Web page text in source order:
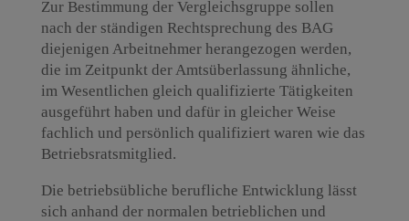
Zur Bestimmung der Vergleichsgruppe sollen
nach der ständigen Rechtsprechung des BAG
diejenigen Arbeitnehmer herangezogen werden,
die im Zeitpunkt der Amtsüberlassung ähnliche,
im Wesentlichen gleich qualifizierte Tätigkeiten
ausgeführt haben und dafür in gleicher Weise
fachlich und persönlich qualifiziert waren wie das
Betriebsratsmitglied.
Die betriebsübliche berufliche Entwicklung lässt
sich anhand der normalen betrieblichen und